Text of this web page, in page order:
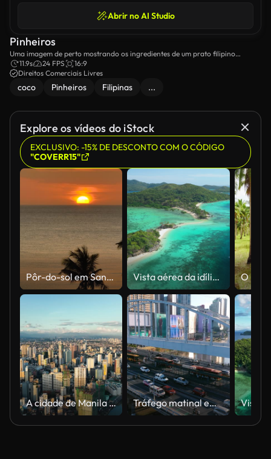
Abrir no AI Studio
Pinheiros
Uma imagem de perto mostrando os ingredientes de um prato filipino
chamado Pinangat.
11.9s 24 FPS
16:9
Direitos Comerciais Livres
coco Pinheiros Filipinas ...
Explore os vídeos do iStock
EXCLUSIVO: -15% DE DESCONTO COM O CÓDIGO
"COVERR15"
Pôr-do-sol em Santa Fé, Tablas, Romblon. Filipinas. Vista aérea da idílica praia de areia branca nas Filipinas
A cidade de Manila é a capital das Filipinas. Tráfego matinal em Metro Manila, Filipinas